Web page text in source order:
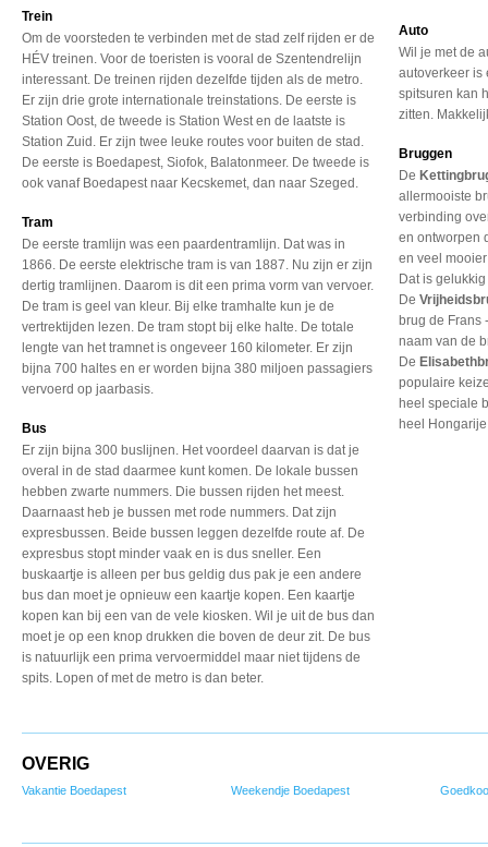
Trein
Om de voorsteden te verbinden met de stad zelf rijden er de
HÉV treinen. Voor de toeristen is vooral de Szentendrelijn
interessant. De treinen rijden dezelfde tijden als de metro.
Er zijn drie grote internationale treinstations. De eerste is
Station Oost, de tweede is Station West en de laatste is
Station Zuid. Er zijn twee leuke routes voor buiten de stad.
De eerste is Boedapest, Siofok, Balatonmeer. De tweede is
ook vanaf Boedapest naar Kecskemet, dan naar Szeged.
Tram
De eerste tramlijn was een paardentramlijn. Dat was in
1866. De eerste elektrische tram is van 1887. Nu zijn er zijn
dertig tramlijnen. Daarom is dit een prima vorm van vervoer.
De tram is geel van kleur. Bij elke tramhalte kun je de
vertrektijden lezen. De tram stopt bij elke halte. De totale
lengte van het tramnet is ongeveer 160 kilometer. Er zijn
bijna 700 haltes en er worden bijna 380 miljoen passagiers
vervoerd op jaarbasis.
Bus
Er zijn bijna 300 buslijnen. Het voordeel daarvan is dat je
overal in de stad daarmee kunt komen. De lokale bussen
hebben zwarte nummers. Die bussen rijden het meest.
Daarnaast heb je bussen met rode nummers. Dat zijn
expresbussen. Beide bussen leggen dezelfde route af. De
expresbus stopt minder vaak en is dus sneller. Een
buskaartje is alleen per bus geldig dus pak je een andere
bus dan moet je opnieuw een kaartje kopen. Een kaartje
kopen kan bij een van de vele kiosken. Wil je uit de bus dan
moet je op een knop drukken die boven de deur zit. De bus
is natuurlijk een prima vervoermiddel maar niet tijdens de
spits. Lopen of met de metro is dan beter.
Auto
Wil je met de
autoverkeer is
spitsuren kan
zitten.
Bruggen
De
allermooiste
verbinding
en ontworpen
en veel
Dat is
De
brug de Frans
naam van de
De
populaire
heel speciale
heel
OVERIG
Vakantie Boedapest Weekendje Boedapest